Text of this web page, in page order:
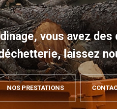
vous avez
laissez
NOS PRESTATIONS